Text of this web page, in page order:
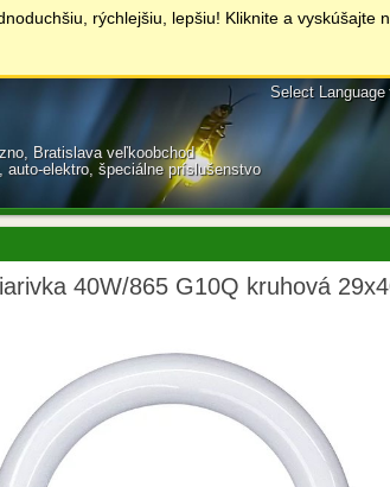
rýchlejšiu, lepšiu! Kliknite a vyskúšajte
Bratislava veľkoobchod
auto-elektro, špeciálne príslušenstvo
40W/865 G10Q kruhová